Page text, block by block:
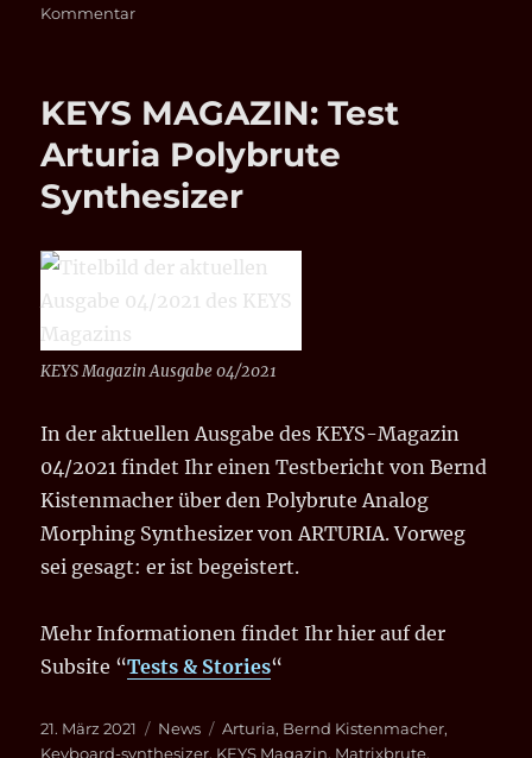
Kommentarzu
FREAK-
OUT-
YOUR-
SYNTH
–
KEYS MAGAZIN: Test
Arturia Polybrute
Synthesizer
KEYS Magazin Ausgabe 04/2021
In der aktuellen Ausgabe des KEYS-Magazin
04/2021 findet Ihr einen Testbericht von Bernd
Kistenmacher über den Polybrute Analog
Morphing Synthesizer von ARTURIA. Vorweg
sei gesagt: er ist begeistert.
Mehr Informationen findet Ihr hier auf der
Subsite “Tests & Stories“
Veröffentlicht
am
21. März 2021 Kategorien
News Schlagwörter
Arturia, Bernd Kistenmacher,
Keyboard-synthesizer, KEYS Magazin, Matrixbrute,